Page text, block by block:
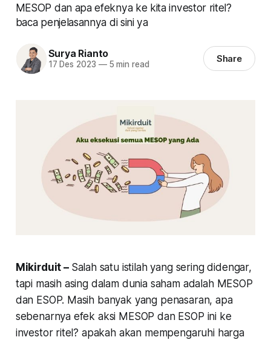
MESOP dan apa efeknya ke kita investor ritel?
baca penjelasannya di sini ya
Surya Rianto
17 Des 2023 —5 min read Share
Mikirduit – Salah satu istilah yang sering didengar,
tapi masih asing dalam dunia saham adalah MESOP
dan ESOP. Masih banyak yang penasaran, apa
sebenarnya efek aksi MESOP dan ESOP ini ke
investor ritel? apakah akan mempengaruhi harga